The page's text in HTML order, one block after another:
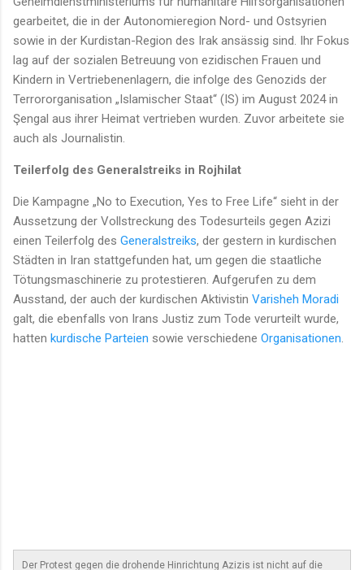
gearbeitet, die in der Autonomieregion Nord- und Ostsyrien
sowie in der Kurdistan-Region des Irak ansässig sind. Ihr Fokus
lag auf der sozialen Betreuung von ezidischen Frauen und
Kindern in Vertriebenenlagern, die infolge des Genozids der
Terrororganisation „Islamischer Staat“ (IS) im August 2024 in
Şengal aus ihrer Heimat vertrieben wurden. Zuvor arbeitete sie
auch als Journalistin.
Teilerfolg des Generalstreiks in Rojhilat
Die Kampagne „No to Execution, Yes to Free Life“ sieht in der
Aussetzung der Vollstreckung des Todesurteils gegen Azizi
einen Teilerfolg des Generalstreiks, der gestern in kurdischen
Städten in Iran stattgefunden hat, um gegen die staatliche
Tötungsmaschinerie zu protestieren. Aufgerufen zu dem
Ausstand, der auch der kurdischen Aktivistin Varisheh Moradi
galt, die ebenfalls von Irans Justiz zum Tode verurteilt wurde,
hatten kurdische Parteien sowie verschiedene Organisationen.
Der Protest gegen die drohende Hinrichtung Azizis ist nicht auf die